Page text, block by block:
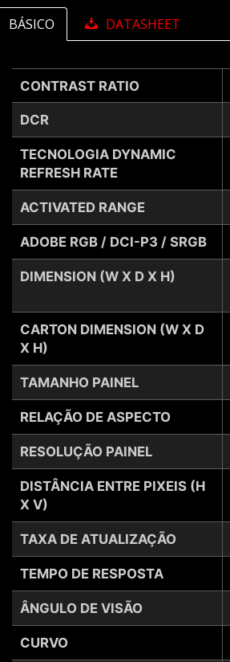
BÁSICO DATASHEET
CONTRAST RATIO
DCR
TECNOLOGIA DYNAMIC
REFRESH RATE
ACTIVATED RANGE
ADOBE RGB / DCI-P3 / SRGB
DIMENSION (W X D X H)
CARTON DIMENSION (W X D
X H)
TAMANHO PAINEL
RELAÇÃO DE ASPECTO
RESOLUÇÃO PAINEL
DISTÂNCIA ENTRE PIXEIS (H
X V)
TAXA DE ATUALIZAÇÃO
TEMPO DE RESPOSTA
ÂNGULO DE VISÃO
CURVO